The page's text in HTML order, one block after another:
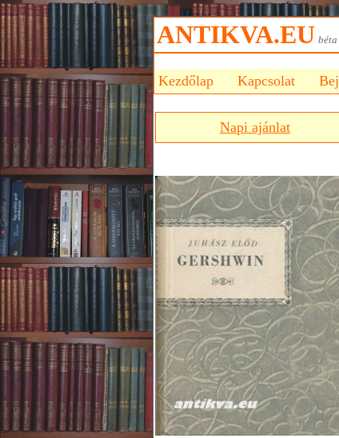
ANTIKVA.EU
Kezdőlap Kapcsolat
Napi ajánlat